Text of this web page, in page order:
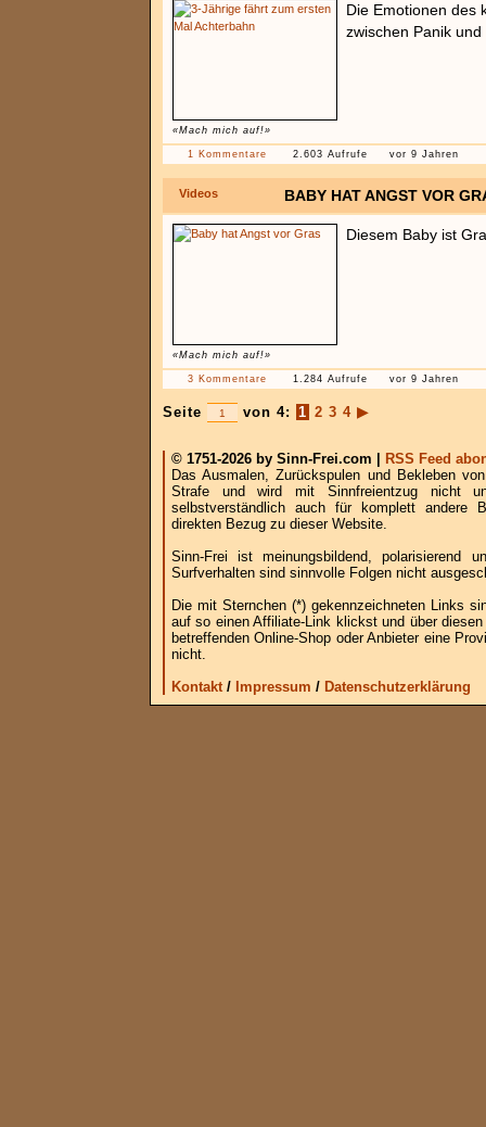
«Mach mich auf!»
Die Emotionen des
zwischen Panik
1 Kommentare 2.603 Aufrufe vor 9 Jahren
Videos BABY HAT ANGST VOR
«Mach mich auf!»
Diesem Baby ist
3 Kommentare 1.284 Aufrufe vor 9 Jahren
Seite von 4: 1 2 3 4 ▶
© 1751-2026 by Sinn-Frei.com |
RSS Feed
Das Ausmalen, Zurückspulen und Bekleben
Strafe und wird mit Sinnfreientzug nicht
selbstverständlich auch für komplett andere
direkten Bezug zu dieser Website.
Sinn-Frei ist meinungsbildend, polarisierend
Surfverhalten sind sinnvolle Folgen nicht
Die mit Sternchen (*) gekennzeichneten Links
auf so einen Affiliate-Link klickst und über
betreffenden Online-Shop oder Anbieter eine
nicht.
Kontakt/ Impressum / Datenschutzerklärung